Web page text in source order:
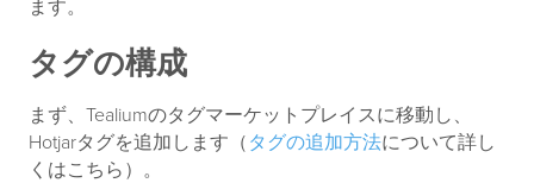
ます。
タグの構成
まず、Tealiumのタグマーケットプレイスに移動し、
Hotjarタグを追加します（ タグの追加方法について詳し
くはこちら）。